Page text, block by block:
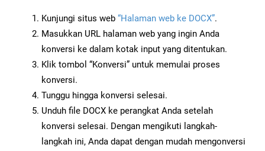
Kunjungi situs web “Halaman web ke DOCX”.
Masukkan URL halaman web yang ingin Anda
konversi ke dalam kotak input yang ditentukan.
Klik tombol “Konversi” untuk memulai proses
konversi.
Tunggu hingga konversi selesai.
Unduh file DOCX ke perangkat Anda setelah
konversi selesai. Dengan mengikuti langkah-
langkah ini, Anda dapat dengan mudah mengonversi